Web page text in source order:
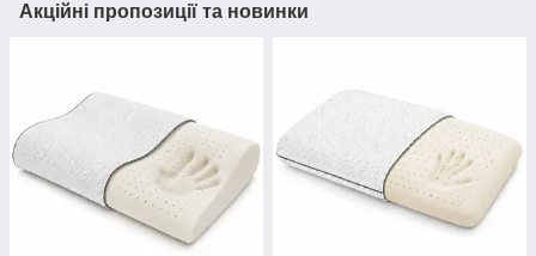
Акційні пропозиції та новинки